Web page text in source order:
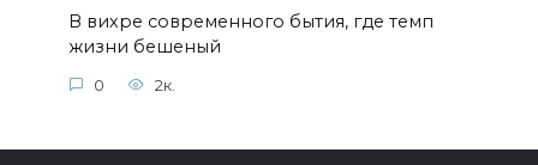
В вихре современного бытия, где темп
жизни бешеный
0 2к.